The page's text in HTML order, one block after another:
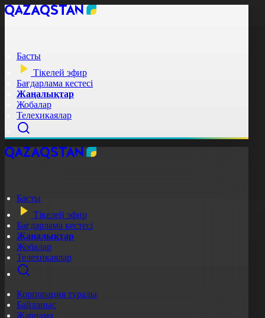
Басты
Тікелей эфир
Бағдарлама кестесі
Жаңалықтар
Жобалар
Телехикаялар
Басты
Тікелей эфир
Бағдарлама кестесі
Жаңалықтар
Жобалар
Телехикаялар
Корпорация туралы
Байланыс
Жарнама